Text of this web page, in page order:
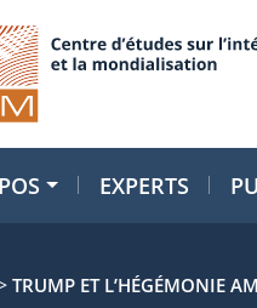
EXPERTS
TRUMP ET L’HÉGÉMONIE